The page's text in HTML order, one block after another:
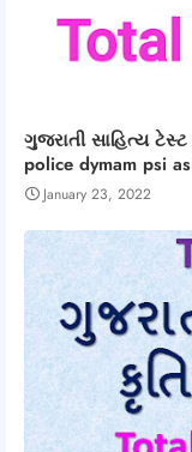
ગુજરાતી સાહિત્ય
police dymam psi
January 23, 2022